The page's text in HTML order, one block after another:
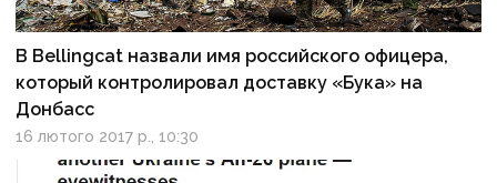
В Bellingcat назвали имя российского офицера,
который контролировал доставку «Бука» на
Донбасс
16 лютого 2017 р., 10:30